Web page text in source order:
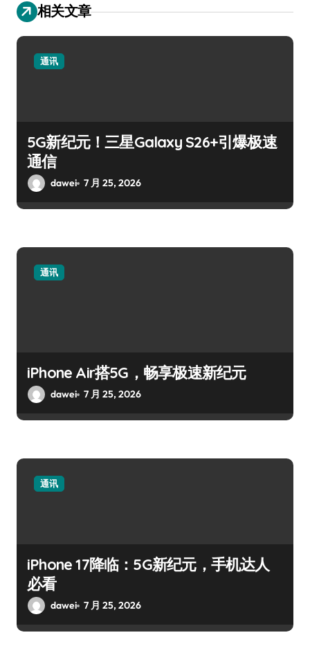
相关文章
通讯
5G新纪元！三星Galaxy S26+引爆极速
通信
dawei 7 月 25, 2026
通讯
iPhone Air搭5G，畅享极速新纪元
dawei 7 月 25, 2026
通讯
iPhone 17降临：5G新纪元，手机达人
必看
dawei 7 月 25, 2026